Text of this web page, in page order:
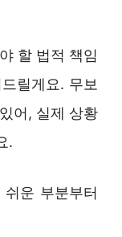
할 법적 책임
릴게요. 무보
어, 실제 상황
.
운 부분부터